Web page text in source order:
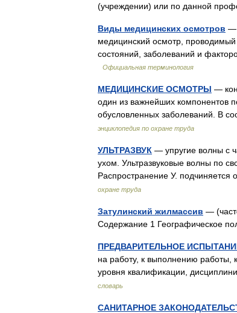
(учреждении) или по данной
Виды медицинских осмотров —
медицинский осмотр, проводимый
состояний, заболеваний и
Официальная терминология
МЕДИЦИНСКИЕ ОСМОТРЫ —
один из важнейших компонентов
обусловленных заболеваний. В
энциклопедия по охране труда
УЛЬТРАЗВУК — упругие волны с
ухом. Ультразвуковые волны по
Распространение У.
охране труда
Затулинский жилмассив —
Содержание 1 Географическое
ПРЕДВАРИТЕЛЬНОЕ
на работу, к выполнению работы,
уровня квалификации,
словарь
САНИТАРНОЕ